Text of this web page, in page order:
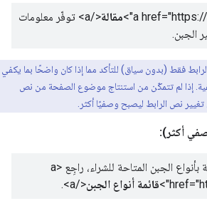
مقالة</a>
توفّر معلومات
الجبن.
فقط (بدون سياق) للتأكد مما إذا كان واضحًا بما يكفي
إذا لم تتمكّن من استنتاج موضوع الصفحة من نص
تغيير نص الرابط ليصبح وصفيًا أكثر.
أكثر):
الجبن المتاحة للشراء، راجِع
<a
قائمة أنواع الجبن</a>
.